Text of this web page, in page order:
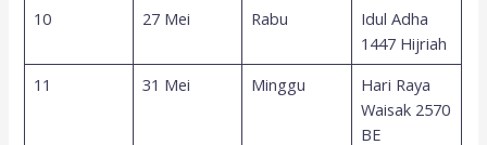
10
27 Mei Rabu
Idul Adha
1447 Hijriah
11
31 Mei Minggu
Hari Raya
Waisak 2570
BE